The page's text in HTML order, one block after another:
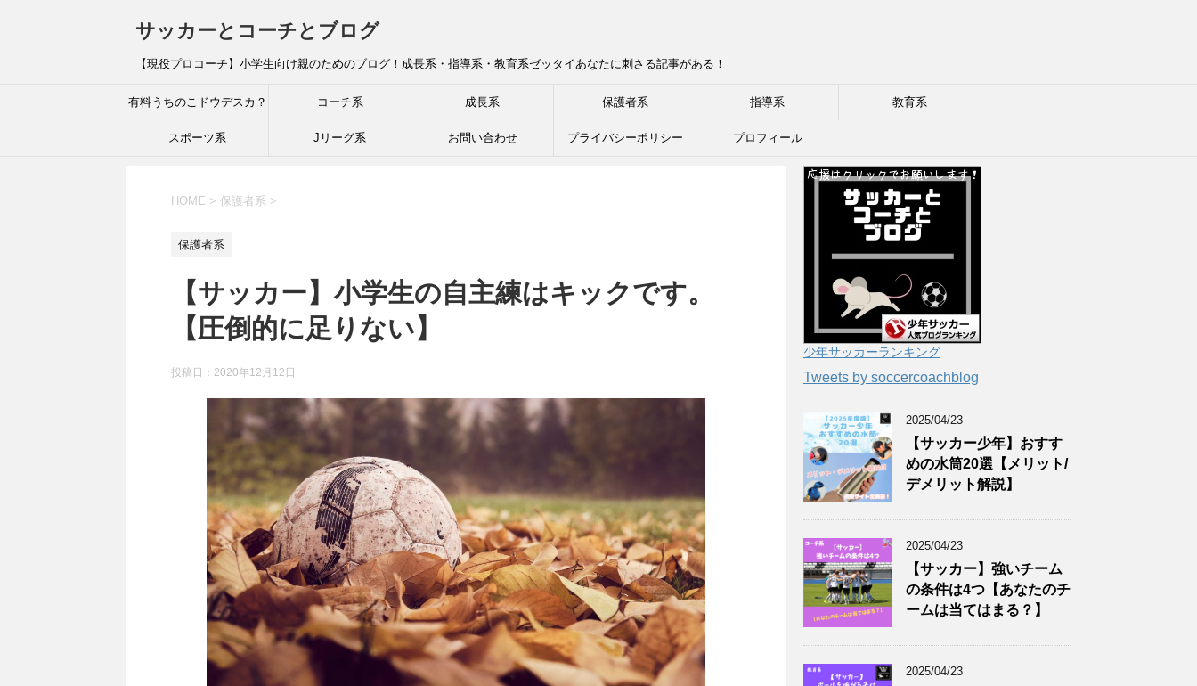
サッカーとコーチとブログ
【現役プロコーチ】小学生向け親のためのブログ！成長系・指導系・教育系ゼッタイあなたに刺さる記事がある！
有料うちのこドウデスカ？ コーチ系 成長系 保護者系 指導系 教育系
スポーツ系 Jリーグ系 お問い合わせ プライバシーポリシー プロフィール
HOME > 保護者系 >
保護者系
【サッカー】小学生の自主練はキックです。
【圧倒的に足りない】
投稿日： 2020年12月12日
少年サッカーランキング
Tweets by soccercoachblog
2025/04/23
【サッカー少年】おすす
めの水筒20選【メリット/
デメリット解説】
2025/04/23
【サッカー】強いチーム
の条件は4つ【あなたのチ
ームは当てはまる？】
2025/04/23